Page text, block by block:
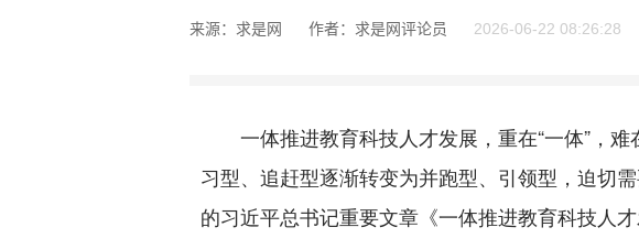
来源：求是网 作者：求是网评论员 2026-06-22 08:26:28
一体推进教育科技人才发展，重在“一体”，难
习型、追赶型逐渐转变为并跑型、引领型，迫切
的习近平总书记重要文章《一体推进教育科技人